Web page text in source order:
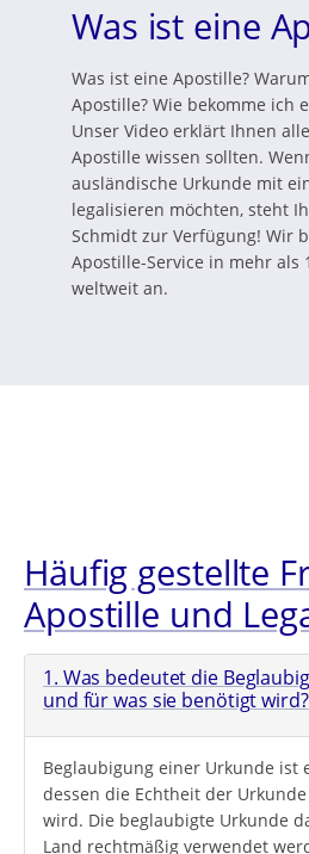
Was ist eine
Was ist eine Apostille?
Apostille? Wie bekomme ich
Unser Video erklärt Ihnen
Apostille wissen sollten.
ausländische Urkunde mit
legalisieren möchten, steht
Schmidt zur Verfügung! Wir
Apostille-Service in mehr als
weltweit an.
Häufig gestellte
Apostille und
1. Was bedeutet die
und für was sie benötigt wird?
Beglaubigung einer Urkunde ist
dessen die Echtheit der
wird. Die beglaubigte Urkunde
Land rechtmäßig verwendet